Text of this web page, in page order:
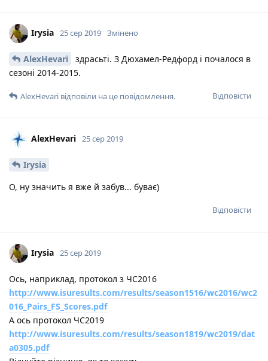
Irysia 25 сер 2019 Змінено
AlexHevari
здрасьті. З Дюхамел-Редфорд і почалося в
сезоні 2014-2015.
Відповісти
AlexHevari відповіли на це повідомлення.
AlexHevari 25 сер 2019
Irysia
О, ну значить я вже й забув... буває)
Відповісти
Irysia 25 сер 2019
Ось, наприклад, протокол з ЧС2016
http://www.isuresults.com/results/season1516/wc2016/wc2
016_Pairs_FS_Scores.pdf
А ось протокол ЧС2019
http://www.isuresults.com/results/season1819/wc2019/dat
a0305.pdf